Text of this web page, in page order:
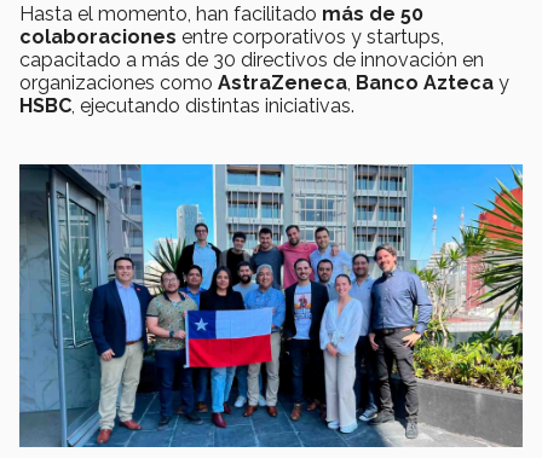
Hasta el momento, han facilitado más de 50
colaboraciones entre corporativos y startups,
capacitado a más de 30 directivos de innovación en
organizaciones como AstraZeneca Banco Azteca y
HSBC , ejecutando distintas iniciativas.